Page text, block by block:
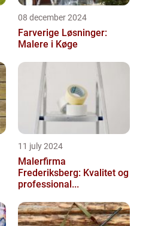
08 december 2024
Farverige Løsninger:
Malere i Køge
11 july 2024
Malerfirma
Frederiksberg: Kvalitet og
professional...